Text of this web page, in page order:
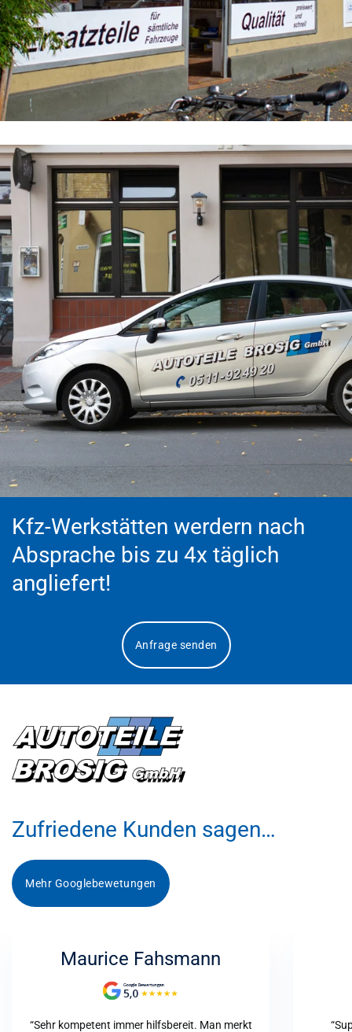
Kfz-Werkstätten werdern nach
Absprache bis zu 4x täglich
angliefert!
Anfrage senden
Zufriedene Kunden sagen…
Mehr Googlebewetungen
Maurice Fahsmann
“Sehr kompetent immer hilfsbereit. Man merkt